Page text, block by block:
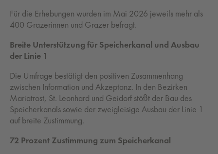
Für die Erhebungen wurden im Mai 2026 jeweils mehr als
400 Grazerinnen und Grazer befragt.
Breite Unterstützung für Speicherkanal und Ausbau
der Linie 1
Die Umfrage bestätigt den positiven Zusammenhang
zwischen Information und Akzeptanz. In den Bezirken
Mariatrost, St. Leonhard und Geidorf stößt der Bau des
Speicherkanals sowie der zweigleisige Ausbau der Linie 1
auf breite Zustimmung.
72 Prozent Zustimmung zum Speicherkanal